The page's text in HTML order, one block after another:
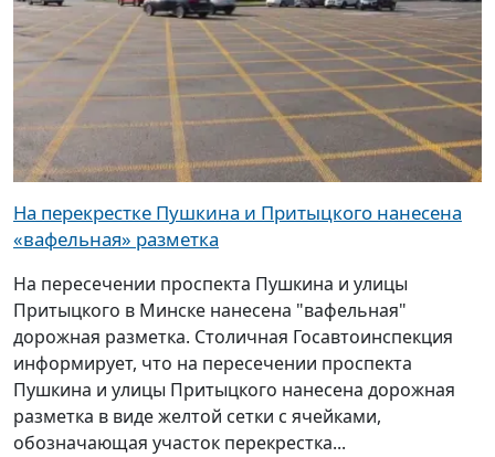
На перекрестке Пушкина и Притыцкого нанесена
«вафельная» разметка
На пересечении проспекта Пушкина и улицы
Притыцкого в Минске нанесена "вафельная"
дорожная разметка. Столичная Госавтоинспекция
информирует, что на пересечении проспекта
Пушкина и улицы Притыцкого нанесена дорожная
разметка в виде желтой сетки с ячейками,
обозначающая участок перекрестка...